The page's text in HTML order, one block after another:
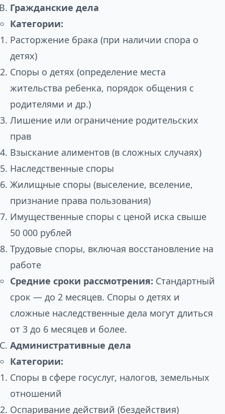
Гражданские дела
Категории:
Расторжение брака (при наличии спора о
детях)
Споры о детях (определение места
жительства ребенка, порядок общения с
родителями и др.)
Лишение или ограничение родительских
прав
Взыскание алиментов (в сложных случаях)
Наследственные споры
Жилищные споры (выселение, вселение,
признание права пользования)
Имущественные споры с ценой иска свыше
50 000 рублей
Трудовые споры, включая восстановление на
работе
Средние сроки рассмотрения: Стандартный
срок — до 2 месяцев. Споры о детях и
сложные наследственные дела могут длиться
от 3 до 6 месяцев и более.
Административные дела
Категории:
Споры в сфере госуслуг, налогов, земельных
отношений
Оспаривание действий (бездействия)